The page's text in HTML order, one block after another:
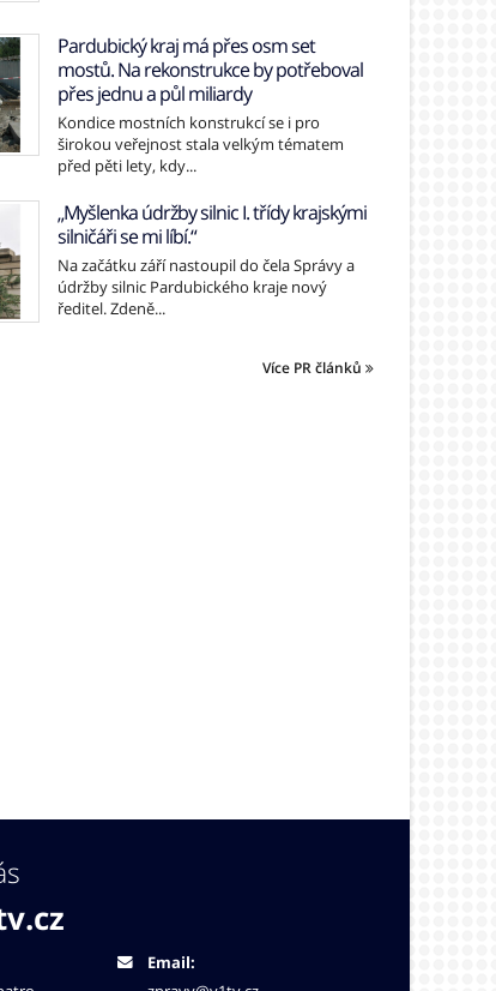
Pardubický kraj má přes osm set
mostů. Na rekonstrukce by potřeboval
přes jednu a půl miliardy
Kondice mostních konstrukcí se i pro
širokou veřejnost stala velkým tématem
před pěti lety, kdy...
„Myšlenka údržby silnic I. třídy krajskými
silničáři se mi líbí.“
Na začátku září nastoupil do čela Správy a
údržby silnic Pardubického kraje nový
ředitel. Zdeně...
Více PR článků
Email: